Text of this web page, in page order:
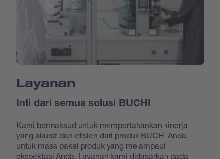
Layanan
Inti dari semua solusi BUCHI
Kami bermaksud untuk mempertahankan kinerja
yang akurat dan efisien dari produk BUCHI Anda
untuk masa pakai produk yang melampaui
ekspektasi Anda. Layanan kami didasarkan pada